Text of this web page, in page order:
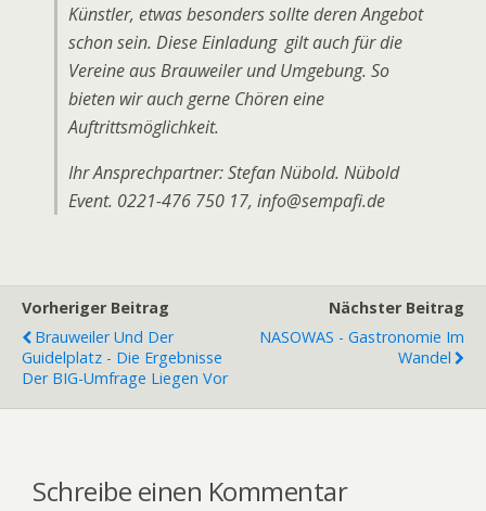
Künstler, etwas besonders sollte deren Angebot
schon sein. Diese Einladung gilt auch für die
Vereine aus Brauweiler und Umgebung. So
bieten wir auch gerne Chören eine
Auftrittsmöglichkeit.
Ihr Ansprechpartner: Stefan Nübold. Nübold
Event. 0221-476 750 17, info@sempafi.de
Vorheriger Beitrag
Brauweiler Und Der
Guidelplatz - Die Ergebnisse
Der BIG-Umfrage Liegen Vor
Nächster Beitrag
NASOWAS - Gastronomie Im
Wandel
Schreibe einen Kommentar